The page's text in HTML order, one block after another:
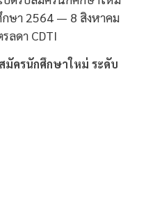
มัครนักศึกษาใหม่ ระดับ